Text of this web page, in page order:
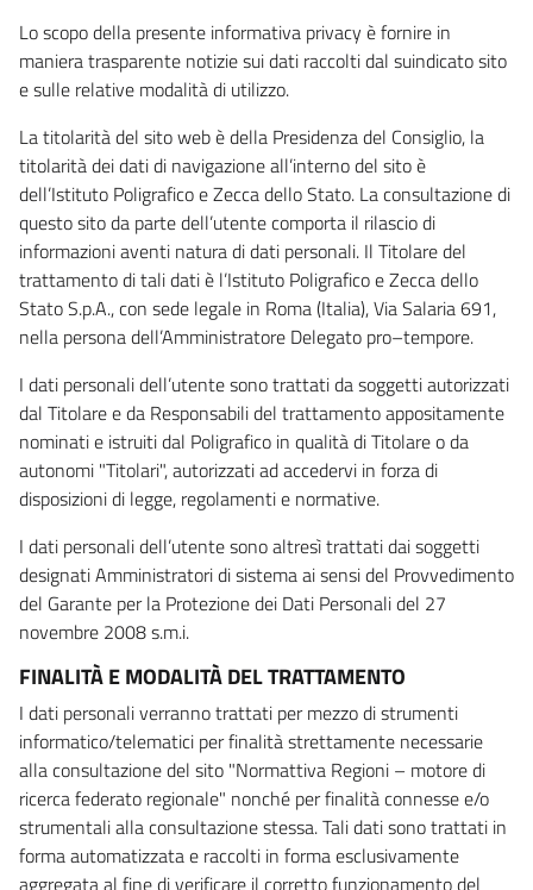
Lo scopo della presente informativa privacy è fornire in
maniera trasparente notizie sui dati raccolti dal suindicato sito
e sulle relative modalità di utilizzo.
La titolarità del sito web è della Presidenza del Consiglio, la
titolarità dei dati di navigazione all’interno del sito è
dell’Istituto Poligrafico e Zecca dello Stato. La consultazione di
questo sito da parte dell’utente comporta il rilascio di
informazioni aventi natura di dati personali. Il Titolare del
trattamento di tali dati è l’Istituto Poligrafico e Zecca dello
Stato S.p.A., con sede legale in Roma (Italia), Via Salaria 691,
nella persona dell’Amministratore Delegato pro–tempore.
I dati personali dell’utente sono trattati da soggetti autorizzati
dal Titolare e da Responsabili del trattamento appositamente
nominati e istruiti dal Poligrafico in qualità di Titolare o da
autonomi "Titolari", autorizzati ad accedervi in forza di
disposizioni di legge, regolamenti e normative.
I dati personali dell’utente sono altresì trattati dai soggetti
designati Amministratori di sistema ai sensi del Provvedimento
del Garante per la Protezione dei Dati Personali del 27
novembre 2008 s.m.i.
FINALITÀ E MODALITÀ DEL TRATTAMENTO
I dati personali verranno trattati per mezzo di strumenti
informatico/telematici per finalità strettamente necessarie
alla consultazione del sito "Normattiva Regioni – motore di
ricerca federato regionale" nonché per finalità connesse e/o
strumentali alla consultazione stessa. Tali dati sono trattati in
forma automatizzata e raccolti in forma esclusivamente
aggregata al fine di verificare il corretto funzionamento del